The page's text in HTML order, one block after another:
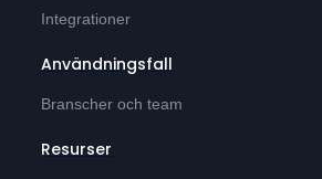
Integrationer
Användningsfall
Branscher och team
Resurser